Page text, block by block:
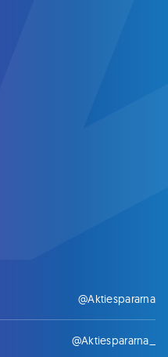
@Aktiespararna
@Aktiespararna_